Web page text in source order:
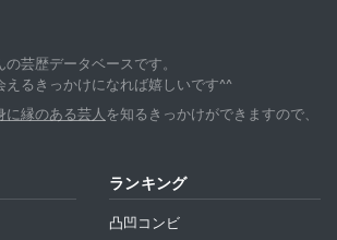
芸歴データベースです。
えるきっかけになれば嬉しいです^^
に縁のある芸人を知るきっかけができますので、
ランキング
凸凹コンビ